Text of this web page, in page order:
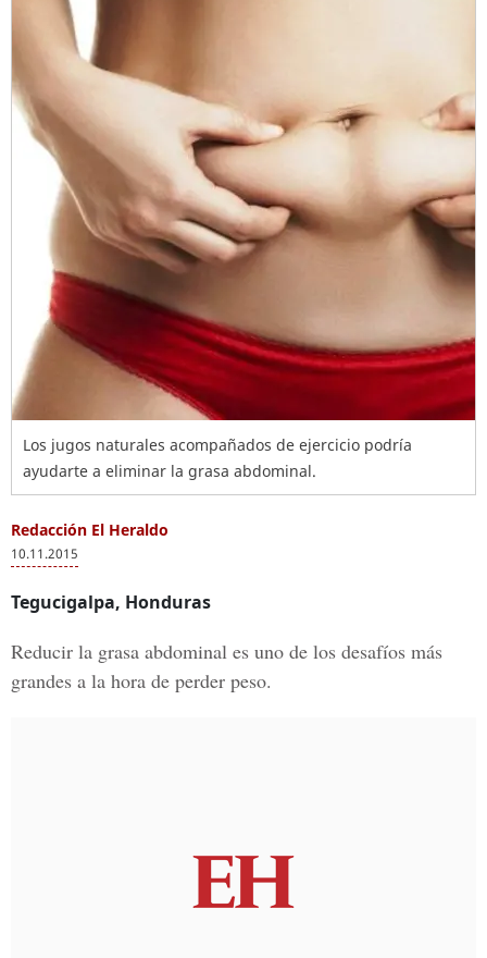
Los jugos naturales acompañados de ejercicio podría
ayudarte a eliminar la grasa abdominal.
Redacción El Heraldo
10.11.2015
Tegucigalpa, Honduras
Reducir la grasa abdominal es uno de los desafíos más
grandes a la hora de perder peso.